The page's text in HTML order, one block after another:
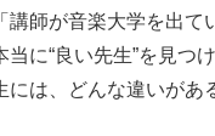
講師が音楽大学を出
当に“良い先生”を見
は、どんな違いがあ